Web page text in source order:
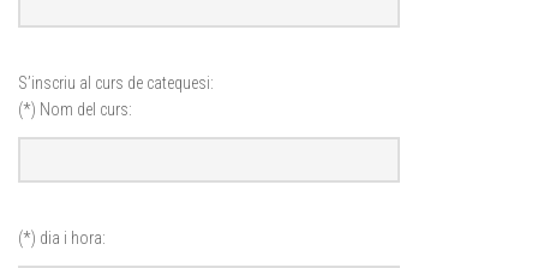
S’inscriu al curs de catequesi:
(*) Nom del curs:
(*) dia i hora: